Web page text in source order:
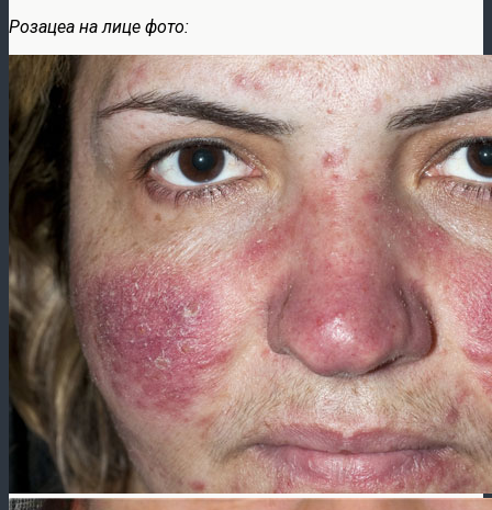
Розацеа на лице фото: